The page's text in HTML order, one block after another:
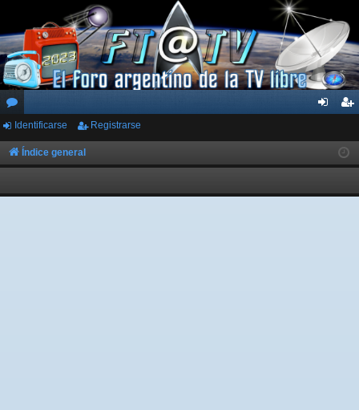
or
os
ar
ist
rs
Identificarse Registrarse
Índice general